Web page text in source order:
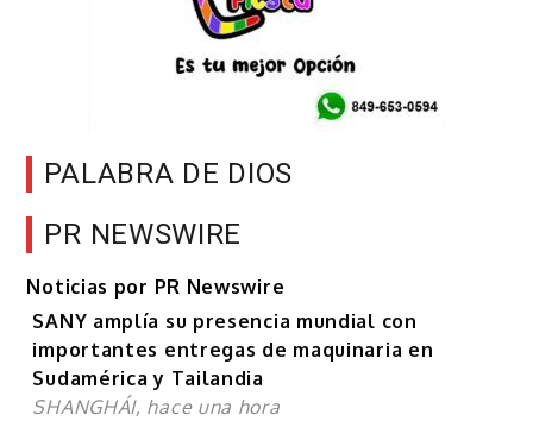
PALABRA DE DIOS
PR NEWSWIRE
Noticias por PR Newswire
SANY amplía su presencia mundial con
importantes entregas de maquinaria en
Sudamérica y Tailandia
SHANGHÁI, hace una hora